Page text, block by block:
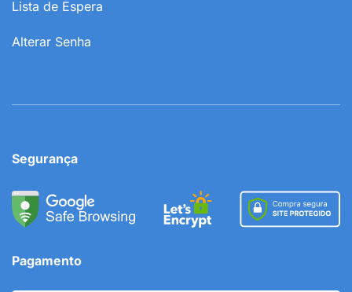
Lista de Espera
Alterar Senha
Segurança
Pagamento